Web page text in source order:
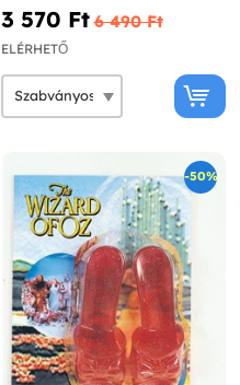
3 570 Ft‎ 6 490 Ft‎
ELÉRHETŐ
-50%